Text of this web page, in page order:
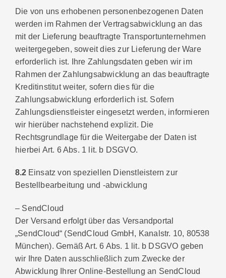
Die von uns erhobenen personenbezogenen Daten
werden im Rahmen der Vertragsabwicklung an das
mit der Lieferung beauftragte Transportunternehmen
weitergegeben, soweit dies zur Lieferung der Ware
erforderlich ist. Ihre Zahlungsdaten geben wir im
Rahmen der Zahlungsabwicklung an das beauftragte
Kreditinstitut weiter, sofern dies für die
Zahlungsabwicklung erforderlich ist. Sofern
Zahlungsdienstleister eingesetzt werden, informieren
wir hierüber nachstehend explizit. Die
Rechtsgrundlage für die Weitergabe der Daten ist
hierbei Art. 6 Abs. 1 lit. b DSGVO.
8.2 Einsatz von speziellen Dienstleistern zur
Bestellbearbeitung und -abwicklung
– SendCloud
Der Versand erfolgt über das Versandportal
„SendCloud“ (SendCloud GmbH, Kanalstr. 10, 80538
München). Gemäß Art. 6 Abs. 1 lit. b DSGVO geben
wir Ihre Daten ausschließlich zum Zwecke der
Abwicklung Ihrer Online-Bestellung an SendCloud